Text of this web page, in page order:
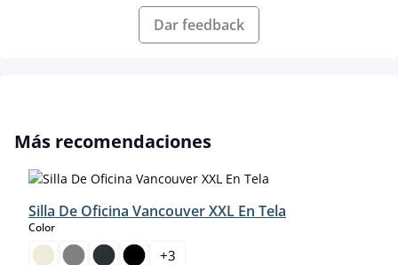
Dar feedback
Omitir la galería de productos
Más recomendaciones
Silla De Oficina Vancouver XXL En Tela
Colorselect
+3